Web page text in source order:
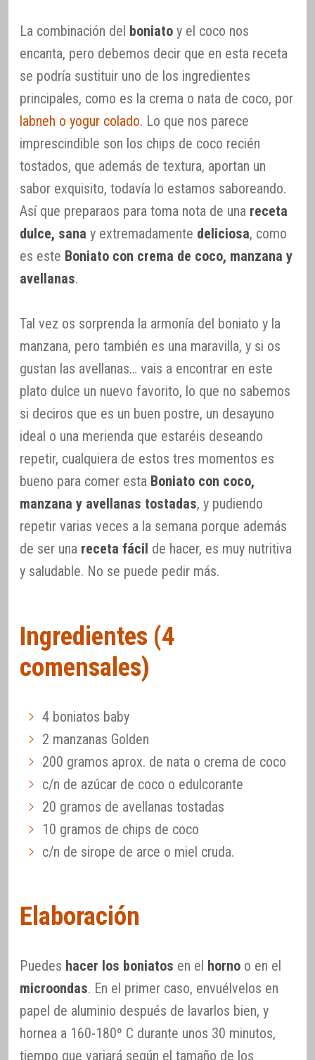
La combinación del boniato y el coco nos
encanta, pero debemos decir que en esta receta
se podría sustituir uno de los ingredientes
principales, como es la crema o nata de coco, por
labneh o yogur colado. Lo que nos parece
imprescindible son los chips de coco recién
tostados, que además de textura, aportan un
sabor exquisito, todavía lo estamos saboreando.
Así que preparaos para toma nota de una receta
dulce, sana y extremadamente deliciosa, como
es este Boniato con crema de coco, manzana y
avellanas.
Tal vez os sorprenda la armonía del boniato y la
manzana, pero también es una maravilla, y si os
gustan las avellanas… vais a encontrar en este
plato dulce un nuevo favorito, lo que no sabemos
si deciros que es un buen postre, un desayuno
ideal o una merienda que estaréis deseando
repetir, cualquiera de estos tres momentos es
bueno para comer esta Boniato con coco,
manzana y avellanas tostadas, y pudiendo
repetir varias veces a la semana porque además
de ser una receta fácil de hacer, es muy nutritiva
y saludable. No se puede pedir más.
Ingredientes (4
comensales)
4 boniatos baby
2 manzanas Golden
200 gramos aprox. de nata o crema de coco
c/n de azúcar de coco o edulcorante
20 gramos de avellanas tostadas
10 gramos de chips de coco
c/n de sirope de arce o miel cruda.
Elaboración
Puedes hacer los boniatos en el horno o en el
microondas. En el primer caso, envuélvelos en
papel de aluminio después de lavarlos bien, y
hornea a 160-180º C durante unos 30 minutos,
tiempo que variará según el tamaño de los